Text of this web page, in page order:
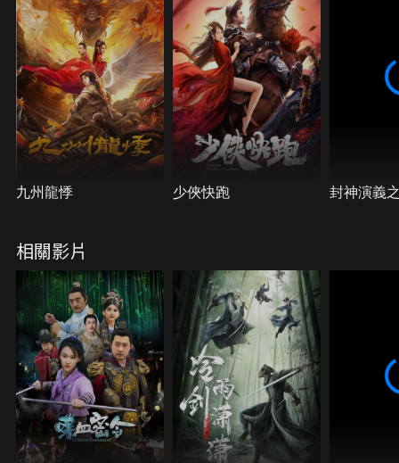
九州龍悸 少俠快跑 封神演義
相關影片